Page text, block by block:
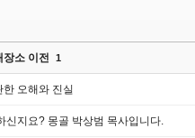
장소 이전 1
오해와 진실
신지요? 몽골 박상범 목사입니다.